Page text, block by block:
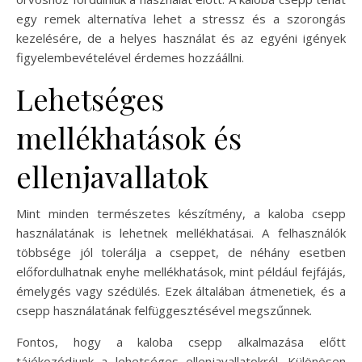
egy remek alternatíva lehet a stressz és a szorongás
kezelésére, de a helyes használat és az egyéni igények
figyelembevételével érdemes hozzáállni.
Lehetséges
mellékhatások és
ellenjavallatok
Mint minden természetes készítmény, a kaloba csepp
használatának is lehetnek mellékhatásai. A felhasználók
többsége jól tolerálja a cseppet, de néhány esetben
előfordulhatnak enyhe mellékhatások, mint például fejfájás,
émelygés vagy szédülés. Ezek általában átmenetiek, és a
csepp használatának felfüggesztésével megszűnnek.
Fontos, hogy a kaloba csepp alkalmazása előtt